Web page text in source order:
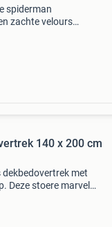
spiderman
zachte velours
140 x 200 cm
met
Deze stoere marvel